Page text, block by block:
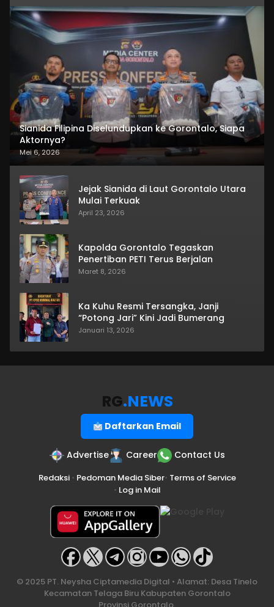
Sianida Filipina Diselundupkan ke Gorontalo, Siapa
Aktornya?
Mei 6, 2026
Jejak Sianida di Laut Gorontalo Utara
Mulai Terkuak
April 23, 2026
Kapolda Gorontalo Tegaskan
Penertiban PETI Terus Berjalan
Maret 8, 2026
Ka Kuhu Resmi Tersangka, Janji
“Potong Jari” Kini Jadi Bumerang
Januari 13, 2026
RG.NEWS
Daftarkan Email
Advertise Career Contact Us
Redaksi• Pedoman Media Siber• Terms of Service
• Log in Mail
© 2025 PT. Neysha Ciptamedia Digital • Alamat: Desa Tinelo
Kecamatan Telaga Biru Kabupaten Gorontalo